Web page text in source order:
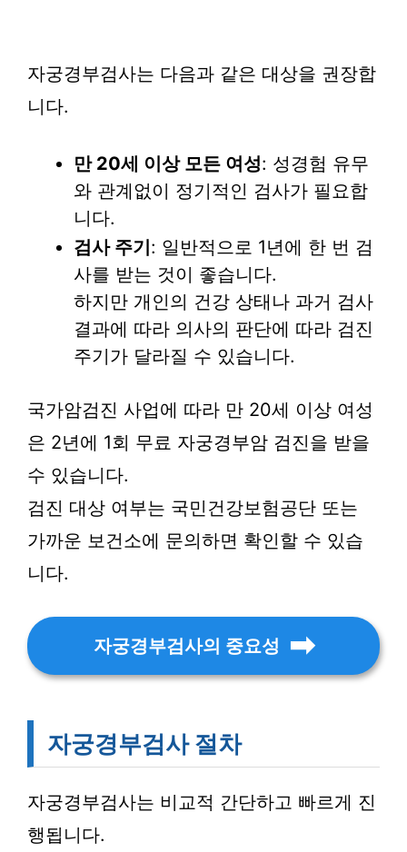
자궁경부검사는 다음과 같은 대상을 권장합
니다.
만 20세 이상 모든 여성: 성경험 유무
와 관계없이 정기적인 검사가 필요합
니다.
검사 주기: 일반적으로 1년에 한 번 검
사를 받는 것이 좋습니다.
하지만 개인의 건강 상태나 과거 검사
결과에 따라 의사의 판단에 따라 검진
주기가 달라질 수 있습니다.
국가암검진 사업에 따라 만 20세 이상 여성
은 2년에 1회 무료 자궁경부암 검진을 받을
수 있습니다.
검진 대상 여부는 국민건강보험공단 또는
가까운 보건소에 문의하면 확인할 수 있습
니다.
자궁경부검사의 중요성
자궁경부검사 절차
자궁경부검사는 비교적 간단하고 빠르게 진
행됩니다.